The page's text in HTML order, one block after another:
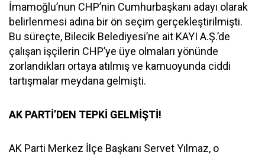
İmamoğlu’nun CHP’nin Cumhurbaşkanı adayı olarak
belirlenmesi adına bir ön seçim gerçekleştirilmişti.
Bu süreçte, Bilecik Belediyesi’ne ait KAYI A.Ş.’de
çalışan işçilerin CHP’ye üye olmaları yönünde
zorlandıkları ortaya atılmış ve kamuoyunda ciddi
tartışmalar meydana gelmişti.
AK PARTİ’DEN TEPKİ GELMİŞTİ!
AK Parti Merkez İlçe Başkanı Servet Yılmaz, o